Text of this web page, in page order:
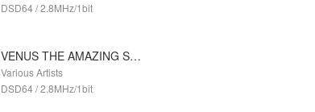
DSD64 / 2.8MHz/1bit
VENUS THE AMAZING SUPER AUDIO CD SAMPLER Vol.20 (2.8MHz DSD)
Various Artists
DSD64 / 2.8MHz/1bit